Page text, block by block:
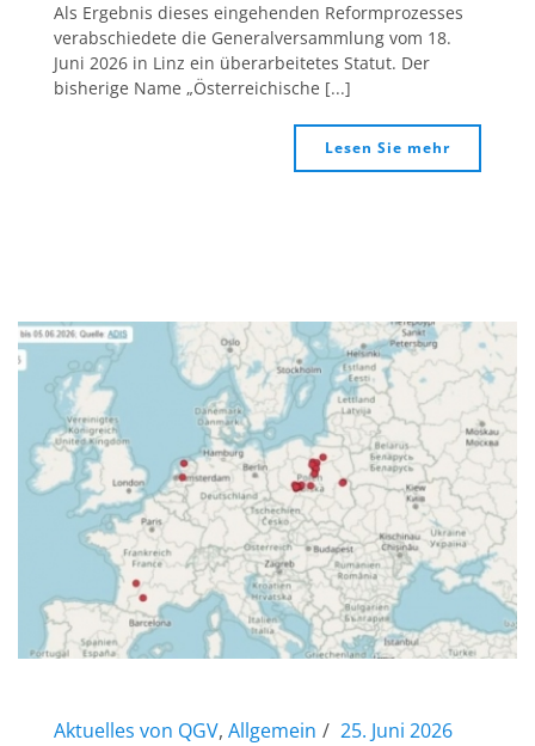
Als Ergebnis dieses eingehenden Reformprozesses
verabschiedete die Generalversammlung vom 18.
Juni 2026 in Linz ein überarbeitetes Statut. Der
bisherige Name „Österreichische [...]
Lesen Sie mehr
Aktuelles von QGV, Allgemein
25. Juni 2026